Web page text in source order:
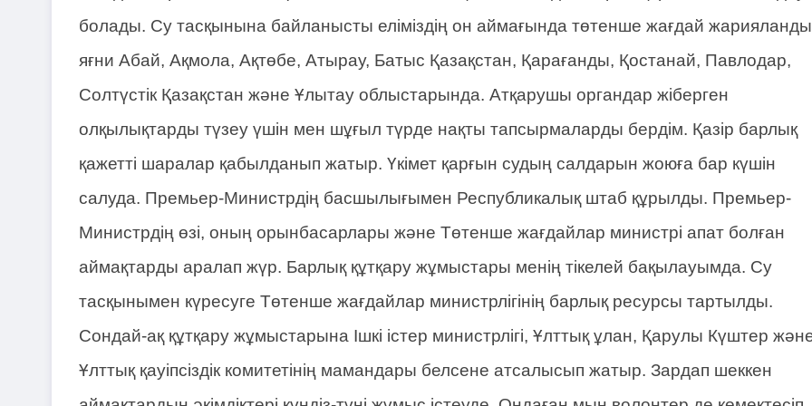
болады. Су тасқынына байланысты еліміздің он аймағында төтенше жағдай
яғни Абай, Ақмола, Ақтөбе, Атырау, Батыс Қазақстан, Қарағанды, Қостанай, Павлодар,
Солтүстік Қазақстан және Ұлытау облыстарында. Атқарушы органдар жіберген
олқылықтарды түзеу үшін мен шұғыл түрде нақты тапсырмаларды бердім. Қазір барлық
қажетті шаралар қабылданып жатыр. Үкімет қарғын судың салдарын жоюға бар күшін
салуда. Премьер-Министрдің басшылығымен Республикалық штаб құрылды. Премьер-
Министрдің өзі, оның орынбасарлары және Төтенше жағдайлар министрі апат болған
аймақтарды аралап жүр. Барлық құтқару жұмыстары менің тікелей бақылауымда. Су
тасқынымен күресуге Төтенше жағдайлар министрлігінің барлық ресурсы тартылды.
Сондай-ақ құтқару жұмыстарына Ішкі істер министрлігі, Ұлттық ұлан, Қарулы Күштер
Ұлттық қауіпсіздік комитетінің мамандары белсене атсалысып жатыр. Зардап шеккен